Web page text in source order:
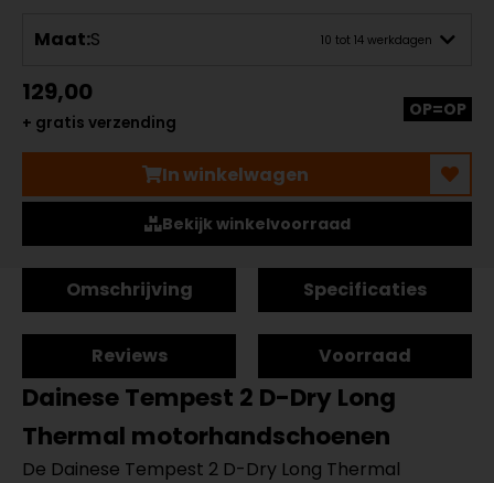
Maat:S 10 tot 14 werkdagen
129,00
+ gratis verzending
OP=OP
In winkelwagen
Bekijk winkelvoorraad
Omschrijving Specificaties
Reviews Voorraad
Dainese Tempest 2 D-Dry Long
Thermal motorhandschoenen
De Dainese Tempest 2 D-Dry Long Thermal